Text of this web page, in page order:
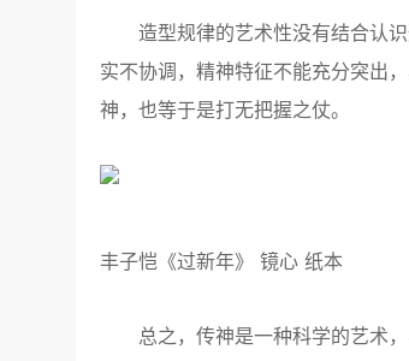
造型规律的艺术性没有结合认识
实不协调，精神特征不能充分突出
神，也等于是打无把握之仗。
丰子恺《过新年》 镜心 纸本
总之，传神是一种科学的艺术，